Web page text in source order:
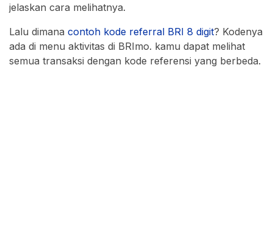
jelaskan cara melihatnya.
Lalu dimana contoh kode referral BRI 8 digit? Kodenya
ada di menu aktivitas di BRImo. kamu dapat melihat
semua transaksi dengan kode referensi yang berbeda.